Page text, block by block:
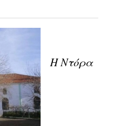
Η Ντόρα